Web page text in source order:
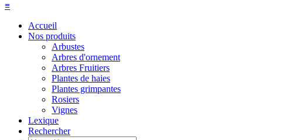
≡
Accueil
Nos produits
Arbustes
Arbres d'ornement
Arbres Fruitiers
Plantes de haies
Plantes grimpantes
Rosiers
Vignes
Lexique
Rechercher